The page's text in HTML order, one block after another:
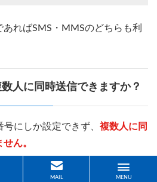
ればSMS・MMSのどちらも利
人に同時送信できますか？
にしか設定できず、 複数人に同
ん。
い場合は、メールやMMSなど
MAIL MENU